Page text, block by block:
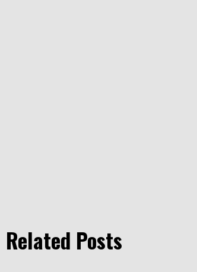
Related Posts